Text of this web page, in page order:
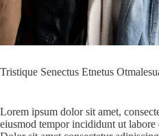
Tristique Senectus Etnetus
Lorem ipsum dolor sit amet,
eiusmod tempor incididunt ut labore